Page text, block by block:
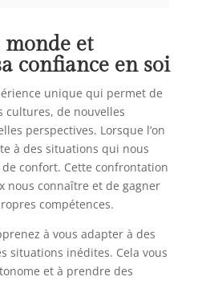
et
confiance en soi
unique qui permet de
cultures, de nouvelles
perspectives. Lorsque l’on
à des situations qui nous
confort. Cette confrontation
nous connaître et de gagner
compétences.
à vous adapter à des
situations inédites. Cela vous
et à prendre des